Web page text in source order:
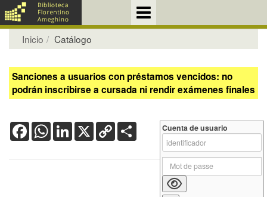
Inicio Catálogo
Sanciones a usuarios con préstamos vencidos: no
podrán inscribirse a cursada ni rendir exámenes finales
FacebookWhatsApp
LinkedIn
X Copy
Link
Cuenta de usuario